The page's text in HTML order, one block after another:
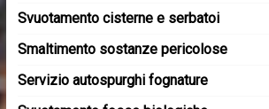
Svuotamento cisterne e serbatoi
Smaltimento sostanze pericolose
Servizio autospurghi fognature